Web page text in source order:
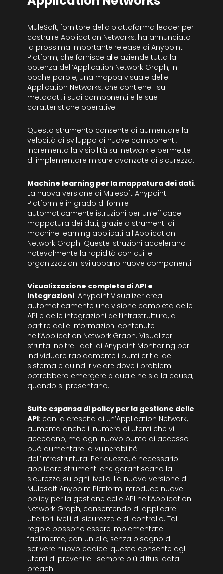
MuleSoft, fornitore della piattaforma leader per
costruire Application Networks, ha annunciato
la prossima importante release di Anypoint
Platform, che fornisce alle aziende tutta la
potenza dell’Application Network Graph, in
poche parole, una mappa visuale delle
Application Networks, che contiene i sui
metadati, i suoi componenti e le sue
caratteristiche operative.
Questo strumento consente di aumentare la
velocità di sviluppo di nuove componenti,
incrementa la visibilità sul network e permette
di implementare misure avanzate di sicurezza:
Machine learning per la mappatura dei dati:
La nuova versione di Mulesoft Anypoint
Platform è in grado di fornire
automaticamente istruzioni per un’efficace
mappatura dei dati, grazie a strumenti di
machine learning applicati all’Application
Network Graph. Queste istruzioni accelerano
notevolmente la rapidità con cui le
organizzazioni sviluppano nuove componenti.
Visualizzazione completa di API e
integrazioni: Anypoint Visualizer crea
automaticamente una visione completa delle
API e delle integrazioni dell’infrastruttura, a
partire dalle informazioni contenute
nell’Application Network Graph. Visualizer
sfrutta inoltre i dati di Anypoint Monitoring per
individuare rapidamente i punti critici del
sistema e quindi rivelare dove i problemi
potrebbero emergere o quale ne sia la causa,
quando si presentano.
Suite espansa di policy per la gestione delle
API: con la crescita di un’Application Network,
aumenta anche il numero di utenti che vi
accedono, ma ogni nuovo punto di accesso
può aumentare la vulnerabilità
dell’infrastruttura. Per questo, è necessario
applicare strumenti che garantiscano la
sicurezza su ogni livello. La nuova versione di
Mulesoft Anypoint Platform introduce nuove
policy per la gestione delle API nell’Application
Network Graph, consentendo di applicare
ulteriori livelli di sicurezza e di controllo. Tali
regole possono essere implementate
facilmente, con un clic, senza bisogno di
scrivere nuovo codice: questo consente agli
utenti di prevenire i sempre più diffusi data
breach.